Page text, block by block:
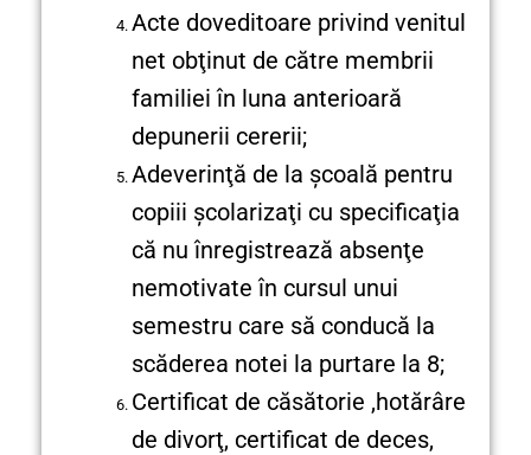
Acte doveditoare privind venitul
net obţinut de către membrii
familiei în luna anterioară
depunerii cererii;
Adeverinţă de la şcoală pentru
copiii şcolarizaţi cu specificaţia
că nu înregistrează absenţe
nemotivate în cursul unui
semestru care să conducă la
scăderea notei la purtare la 8;
Certificat de căsătorie ,hotărâre
de divorţ, certificat de deces,